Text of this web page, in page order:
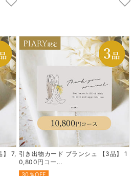
】 7, 引き出物カード ブランシュ 【3品】 1
0,800円コー...
30％OFF